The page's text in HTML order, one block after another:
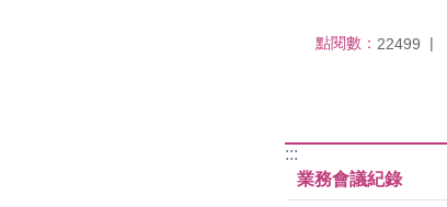
點閱數： 22499
:::
業務會議紀錄